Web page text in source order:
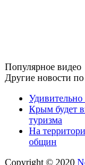
Популярное видео
Другие новости по
Крым будет
туризма
На
общин
Copyright © 2020